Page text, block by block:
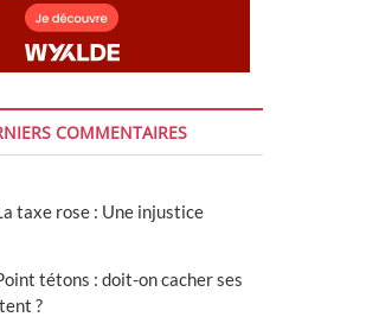
COMMENTAIRES
taxe rose : Une injustice
tétons : doit-on cacher ses
?